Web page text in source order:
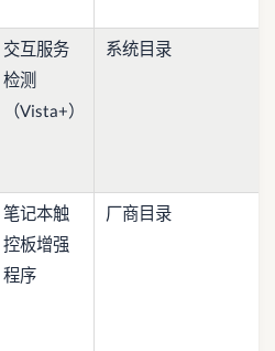
交互服务
检测
（Vista+）
系统目录
笔记本触
控板增强
程序
厂商目录